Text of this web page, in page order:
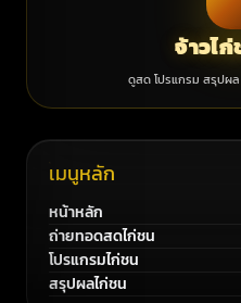
จ้าวไ
ดูสด โปรแกรม สรุปผล
เมนูหลัก
หน้าหลัก
ถ่ายทอดสดไก่ชน
โปรแกรมไก่ชน
สรุปผลไก่ชน